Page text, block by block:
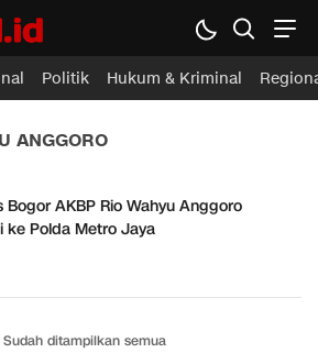
Indonesia
Politik Hukum & Kriminal
ANGGORO
Bogor AKBP Rio Wahyu Anggoro
ke Polda Metro Jaya
Sudah ditampilkan semua